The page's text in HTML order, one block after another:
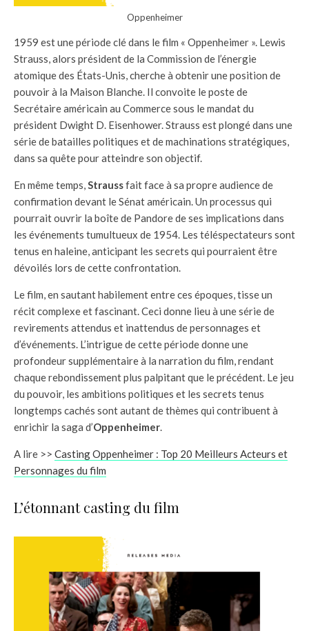
Oppenheimer
1959 est une période clé dans le film « Oppenheimer ». Lewis
Strauss, alors président de la Commission de l’énergie
atomique des États-Unis, cherche à obtenir une position de
pouvoir à la Maison Blanche. Il convoite le poste de
Secrétaire américain au Commerce sous le mandat du
président Dwight D. Eisenhower. Strauss est plongé dans une
série de batailles politiques et de machinations stratégiques,
dans sa quête pour atteindre son objectif.
En même temps,Straussfait face à sa propre audience de
confirmation devant le Sénat américain. Un processus qui
pourrait ouvrir la boîte de Pandore de ses implications dans
les événements tumultueux de 1954. Les téléspectateurs sont
tenus en haleine, anticipant les secrets qui pourraient être
dévoilés lors de cette confrontation.
Le film, en sautant habilement entre ces époques, tisse un
récit complexe et fascinant. Ceci donne lieu à une série de
revirements attendus et inattendus de personnages et
d’événements. L’intrigue de cette période donne une
profondeur supplémentaire à la narration du film, rendant
chaque rebondissement plus palpitant que le précédent. Le jeu
du pouvoir, les ambitions politiques et les secrets tenus
longtemps cachés sont autant de thèmes qui contribuent à
enrichir la saga d’Oppenheimer.
A lire >> Casting Oppenheimer : Top 20 Meilleurs Acteurs et
Personnages du film
L’étonnant casting du film